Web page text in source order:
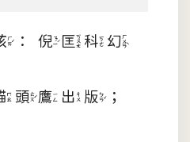
：倪匡科幻
頭鷹出版；